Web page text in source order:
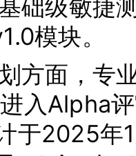
础级敏捷
模块。
方面，专
入Alpha
于2025年